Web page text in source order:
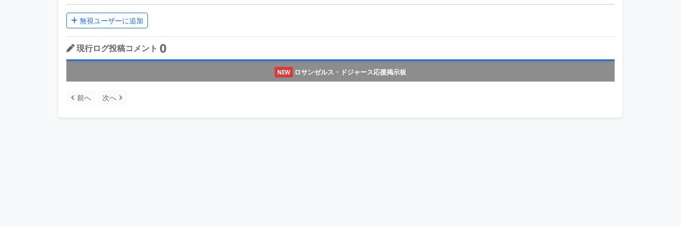
無視ユーザーに追加
現行ログ投稿コメント 0
NEW ロサンゼルス・ドジャース応援掲示板
前へ 次へ